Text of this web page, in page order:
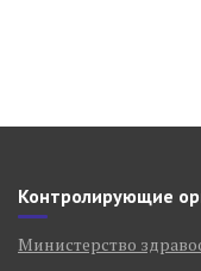
Контролирующие
Министерство